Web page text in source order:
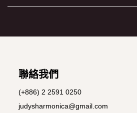
聯絡我們
(+886) 2 2591 0250
judysharmonica@gmail.com